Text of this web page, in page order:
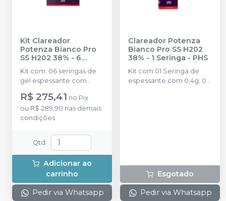
Kit Clareador
Potenza Bianco Pro
SS H202 38% - 6
Seringas
PHS
Kit com: 06 seringas de
gel espessante com
Peróxido de Hidrogênio
com 1,3g; 01 Frasco de
Neutralizante com 10g; 01
gengival com 2,5g; 08
Ponteiras de aplicação;
01 Instrução de uso para
o profissional.
R$ 275,41 no Pix
ou R$ 289,90 nas demais
condições
Qtd :
Adicionar ao
carrinho
Pedir via Whatsapp
Clareador Potenza
Bianco Pro SS H202
38% - 1 Seringa - PHS
Kit com 01 Seringa de
espessante com 0,4g; 01
profissional.
Esgotado
Pedir via Whatsapp